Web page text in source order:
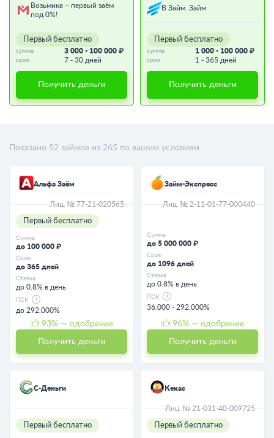
Возьмика – первый заём
под 0%!
Первый бесплатно
сумма 3 000 - 100 000 ₽
срок 7 - 30 дней
Получить деньги
В Займ. Займ
Первый бесплатно
сумма 1 000 - 100 000 ₽
срок 1 - 365 дней
Получить деньги
Показано 52 займов из 265 по вашим условиям
Альфа Заём
Лиц. № 77-21-020565
Первый бесплатно
Сумма
до 100 000 ₽
Срок
до 365 дней
Ставка
до 0.8% в день
ПСК
до 292.000%
93% — одобрение
Получить деньги
Займ-Экспресс
Лиц. № 2-11-01-77-000440
Сумма
до 5 000 000 ₽
Срок
до 1096 дней
Ставка
до 0.8% в день
ПСК
36.000 - 292.000%
96% — одобрение
Получить деньги
С-Деньги
Первый бесплатно
Кекас
Лиц. № 21-031-40-009725
Первый бесплатно